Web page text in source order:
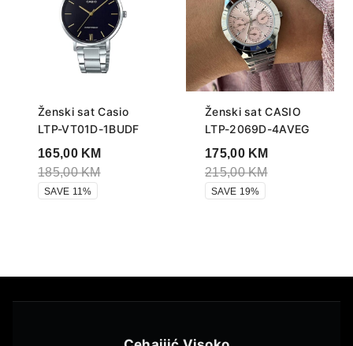
Ženski sat Casio
LTP-VT01D-1BUDF
165,00 KM
185,00KM
SAVE 11%
Ženski sat CASIO
LTP-2069D-4AVEG
175,00 KM
215,00KM
SAVE 19%